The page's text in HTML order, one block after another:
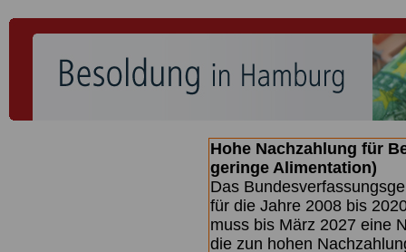
Hohe Nachzahlung für
geringe Alimentation)
Das
für die Jahre 2008 bis
muss bis März 2027 eine
die zun hohen